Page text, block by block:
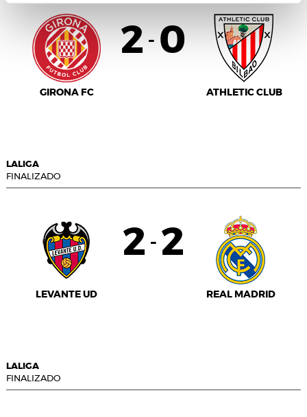
GIRONA FC
2 - 0
ATHLETIC CLUB
LALIGA
FINALIZADO
LEVANTE UD
2 - 2
REAL MADRID
LALIGA
FINALIZADO